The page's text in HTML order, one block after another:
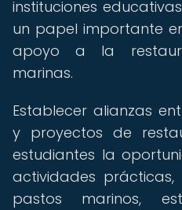
instituciones
un papel importante
apoyo a la
marinas.
Establecer alianzas
y proyectos de
estudiantes la
actividades
pastos marinos,